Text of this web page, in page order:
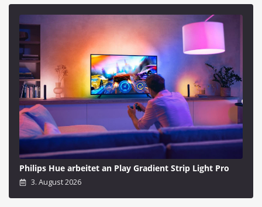
Philips Hue arbeitet an Play Gradient Strip Light Pro
3. August 2026